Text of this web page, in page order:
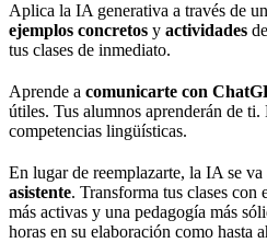
Aplica la IA generativa a través de
ejemplos concretos y actividades de
tus clases de inmediato.
Aprende a comunicarte con
útiles. Tus alumnos aprenderán de ti.
competencias lingüísticas.
En lugar de reemplazarte, la IA se va
asistente. Transforma tus clases con
más activas y una pedagogía más
horas en su elaboración como hasta